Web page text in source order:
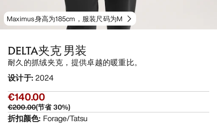
Maximus身高为185cm，服装尺码为M
DELTA夹克 男装
耐久的抓绒夹克，提供卓越的暖重比。
设计于: 2024
€140.00
€200.00(节省30%)
折扣颜色: Forage/Tatsu